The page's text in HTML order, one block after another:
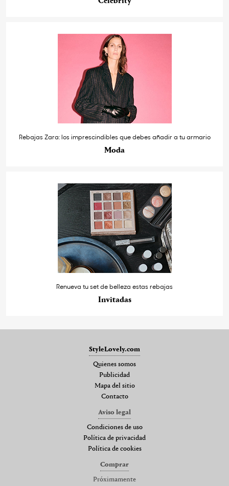
Rebajas Zara: los imprescindibles que debes añadir a tu armario
Moda
Renueva tu set de belleza estas rebajas
Invitadas
StyleLovely.com
Quienes somos
Publicidad
Mapa del sitio
Contacto
Aviso legal
Condiciones de uso
Política de privacidad
Política de cookies
Comprar
Próximamente